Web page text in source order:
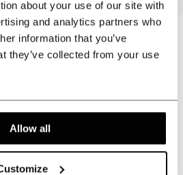
about your use of our site with
and analytics partners who
information that you’ve
they’ve collected from your use
Allow all